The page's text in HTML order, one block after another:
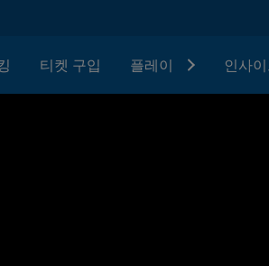
티켓 구입 플레이 인사